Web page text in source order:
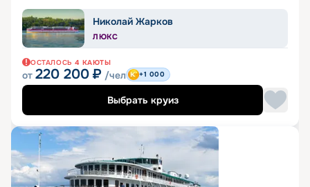
Николай Жарков
ЛЮКС
ОСТАЛОСЬ 4 КАЮТЫ
от 220 200 ₽ /чел +1 000
Выбрать круиз